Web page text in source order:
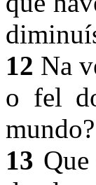
12 Na
o fel
mundo?
13